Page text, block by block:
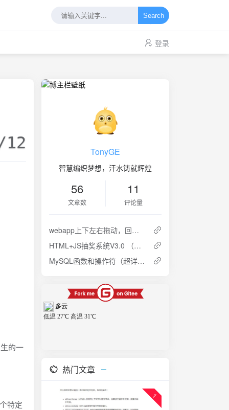
Search
登录
12
的一
特定
TonyGE
智慧编织梦想，汗水铸就辉煌
56
文章数
11
评论量
webapp上下左右拖动，回调函数 jQuery插件，改造版本
HTML+JS抽奖系统V3.0 （自动识别扩展屏幕）
MySQL函数和操作符（超详细，备着查找）
热门文章
1